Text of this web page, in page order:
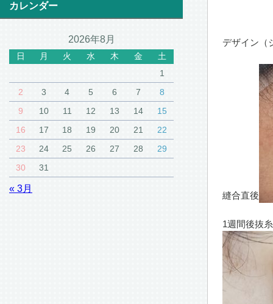
カレンダー
2026年8月
日 月 火 水 木 金
土
1
2
3 4 5 6 7
8
9
10 11 12 13 14
15
16
17 18 19 20 21
22
23
24 25 26 27 28
29
30
31
« 3月
デザイン（
縫合直後
1週間後抜